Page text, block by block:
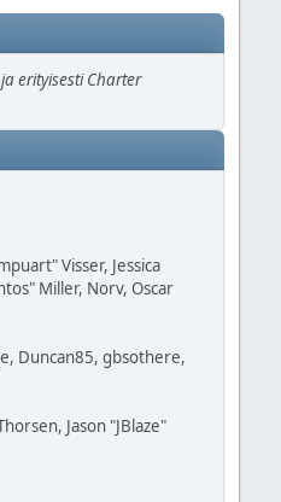
erityisesti Charter
Visser, Jessica
Miller, Norv, Oscar
Duncan85, gbsothere,
Jason "JBlaze"